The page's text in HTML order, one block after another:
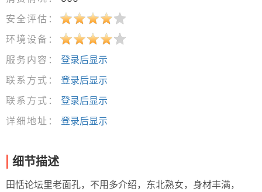
安全评估：
环境设备：
服务内容：
登录后显示
联系方式：
登录后显示
联系方式：
登录后显示
详细地址：
登录后显示
细节描述
田恬论坛里老面孔，不用多介绍，东北熟女，身材丰满，